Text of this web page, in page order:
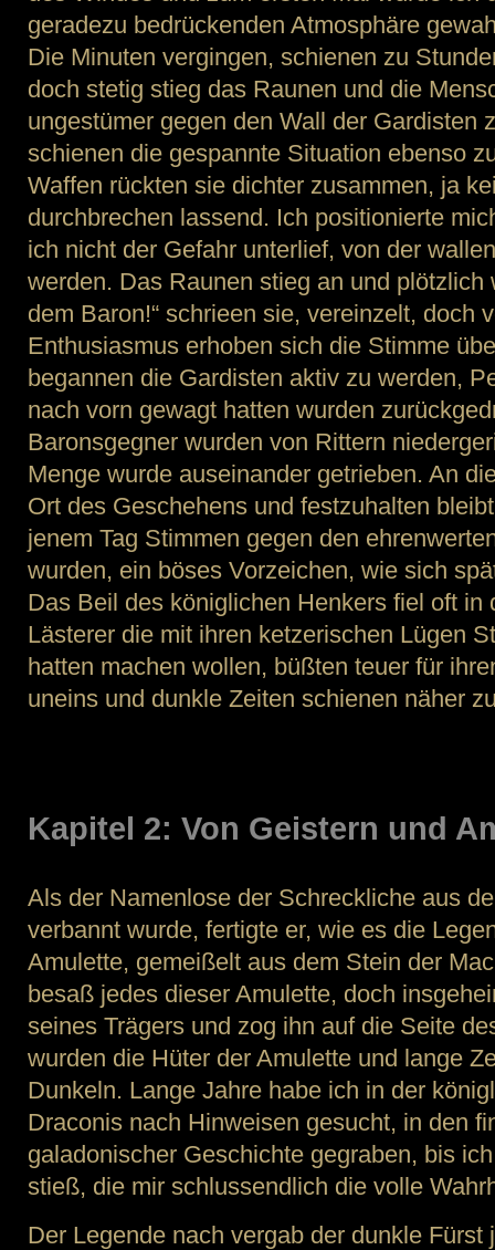
geradezu bedrückenden Atmosphäre
Die Minuten vergingen, schienen zu
doch stetig stieg das Raunen und die
ungestümer gegen den Wall der Gardisten
schienen die gespannte Situation ebenso
Waffen rückten sie dichter zusammen, ja
durchbrechen lassend. Ich positionierte
ich nicht der Gefahr unterlief, von der
werden. Das Raunen stieg an und plötzlich
dem Baron!“ schrieen sie, vereinzelt, doch
Enthusiasmus erhoben sich die Stimme
begannen die Gardisten aktiv zu werden,
nach vorn gewagt hatten wurden
Baronsgegner wurden von Rittern
Menge wurde auseinander getrieben. An
Ort des Geschehens und festzuhalten
jenem Tag Stimmen gegen den
wurden, ein böses Vorzeichen, wie sich
Das Beil des königlichen Henkers fiel oft in
Lästerer die mit ihren ketzerischen Lügen
hatten machen wollen, büßten teuer für
uneins und dunkle Zeiten schienen näher
Kapitel 2: Von Geistern und
Als der Namenlose der Schreckliche aus
verbannt wurde, fertigte er, wie es die
Amulette, gemeißelt aus dem Stein der
besaß jedes dieser Amulette, doch
seines Trägers und zog ihn auf die Seite
wurden die Hüter der Amulette und lange
Dunkeln. Lange Jahre habe ich in der
Draconis nach Hinweisen gesucht, in den
galadonischer Geschichte gegraben, bis
stieß, die mir schlussendlich die volle
Der Legende nach vergab der dunkle Fürst